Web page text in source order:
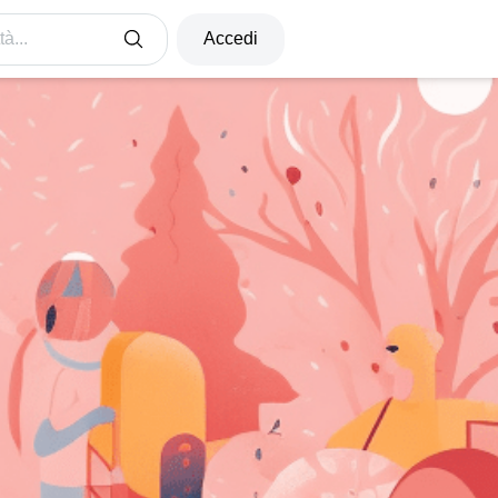
Accedi